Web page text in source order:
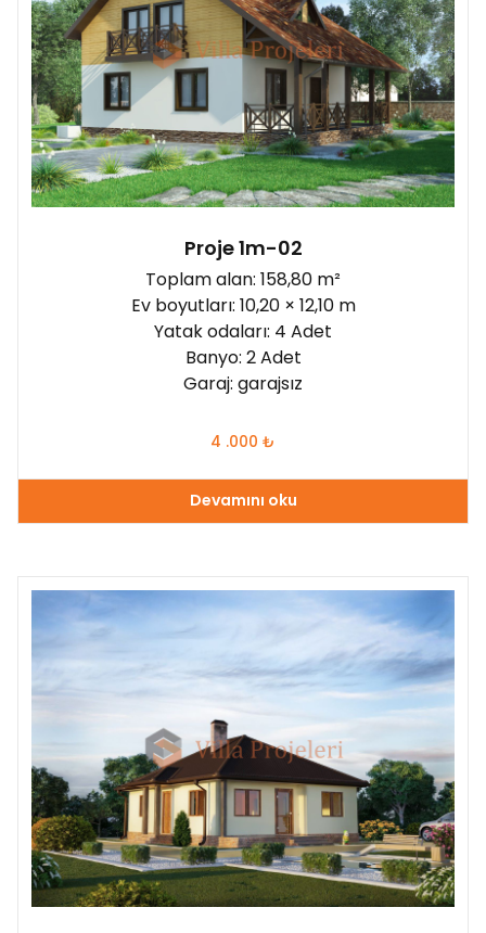
Proje 1m-02
Toplam alan: 158,80 m²
Ev boyutları: 10,20 × 12,10 m
Yatak odaları: 4 Adet
Banyo: 2 Adet
Garaj: garajsız
4 .000 ₺
Devamını oku